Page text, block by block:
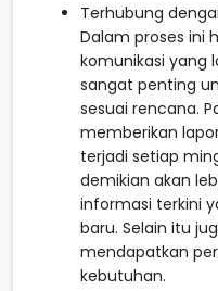
Terhubung
Dalam proses ini
komunikasi yang
sangat penting
sesuai rencana.
memberikan
terjadi setiap
demikian akan
informasi terkini
baru. Selain itu
mendapatkan
kebutuhan.